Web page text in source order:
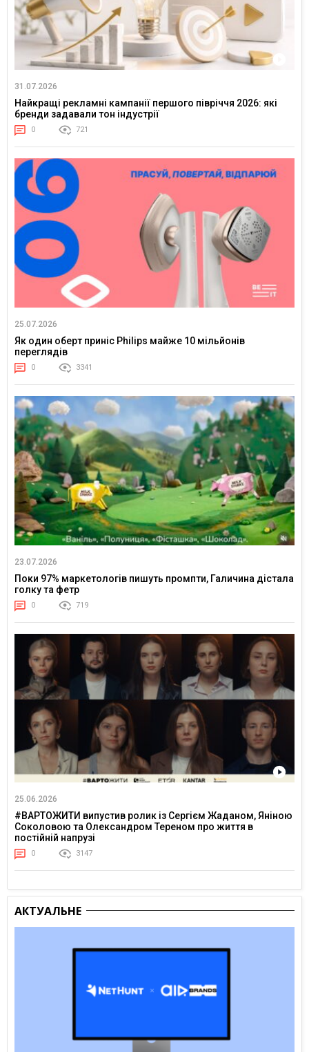
31.07.2026
Найкращі рекламні кампанії першого півріччя 2026: які
бренди задавали тон індустрії
0 721
25.07.2026
Як один оберт приніс Philips майже 10 мільйонів
переглядів
0 3341
23.07.2026
Поки 97% маркетологів пишуть промпти, Галичина дістала
голку та фетр
0 719
25.06.2026
#ВАРТОЖИТИ випустив ролик із Сергієм Жаданом, Яніною
Соколовою та Олександром Тереном про життя в
постійній напрузі
0 3147
АКТУАЛЬНЕ